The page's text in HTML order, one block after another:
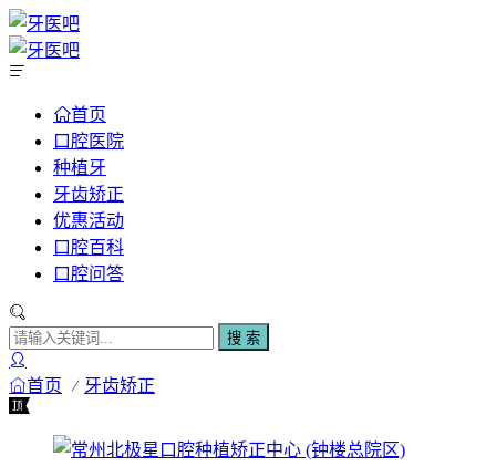
首页
口腔医院
种植牙
牙齿矫正
优惠活动
口腔百科
口腔问答
搜 索
首页 牙齿矫正